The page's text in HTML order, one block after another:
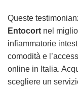
Queste
Entocort nel
infiammatorie
comodità e
online in Italia.
scegliere un